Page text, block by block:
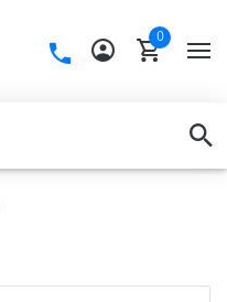
Call
0